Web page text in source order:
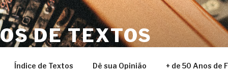
DE TEXTOS
Índice de Textos Dê sua Opinião + de 50 Anos de